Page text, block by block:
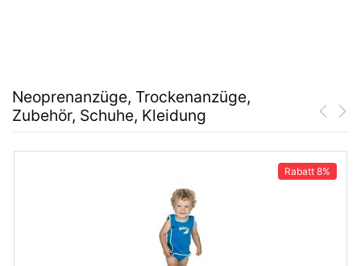
Neoprenanzüge, Trockenanzüge,
Zubehör, Schuhe, Kleidung
Rabatt 8%